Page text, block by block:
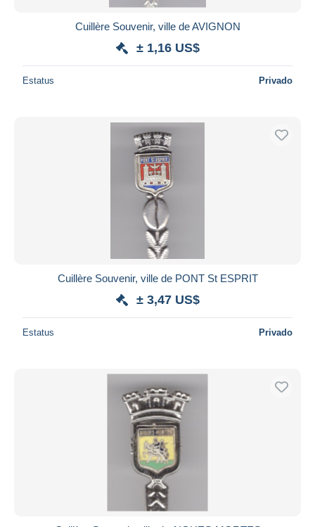
Cuillère Souvenir, ville de AVIGNON
± 1,16 US$
Estatus Privado
Cuillère Souvenir, ville de PONT St ESPRIT
± 3,47 US$
Estatus Privado